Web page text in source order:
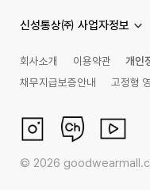
신성통상㈜ 사업자정보
회사소개 이용약관
개인
채무지급보증안내
고정형
© 2026